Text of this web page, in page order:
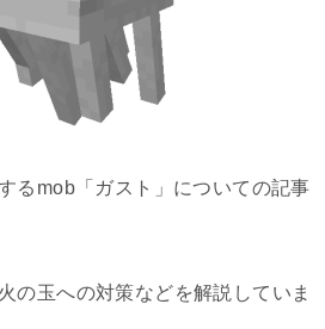
るmob「ガスト」についての記事
の玉への対策などを解説していま